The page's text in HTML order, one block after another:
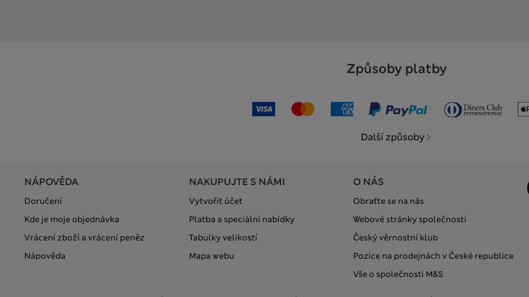
Způsoby platby
Další způsoby
NÁPOVĚDA
Doručení
Kde je moje objednávka
Vrácení zboží a vrácení peněz
Nápověda
NAKUPUJTE S NÁMI
Vytvořit účet
Platba a speciální nabídky
Tabulky velikostí
Mapa webu
O NÁS
Obraťte se na nás
Webové stránky společnosti
Český věrnostní klub
Pozice na prodejnách v České republice
Vše o společnosti M&S